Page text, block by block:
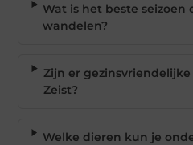
Wat is het beste seizoen
wandelen?
Zijn er
Zeist?
Welke dieren kun je